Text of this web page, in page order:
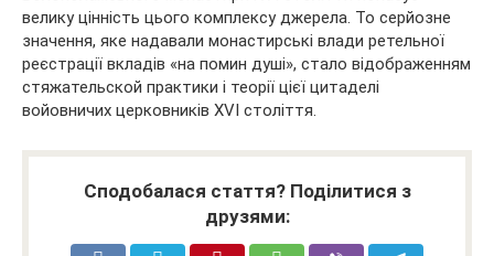
велику цінність цього комплексу джерела. То серйозне
значення, яке надавали монастирські влади ретельної
реєстрації вкладів «на помин душі», стало відображенням
стяжательской практики і теорії цієї цитаделі
войовничих церковників XVI століття.
Сподобалася стаття? Поділитися з
друзями: